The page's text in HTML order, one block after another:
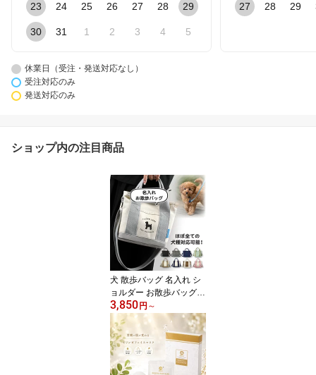
23 24 25 26 27 28 29
30 31 1 2 3 4 5
27 28 29
休業日（受注・発送対応なし）
受注対応のみ
発送対応のみ
ショップ内の注目商品
犬 散歩バッグ 名入れ シ
ョルダー お散歩バッグ
トート ミニトート 3匹 4
匹 最短翌日発送可能 多
機能 軽量 ペットボトル
収納 マナーポーチ 多頭
飼い 肩掛け レディース
おしゃれ かわいい ギフ
3,850円 ～